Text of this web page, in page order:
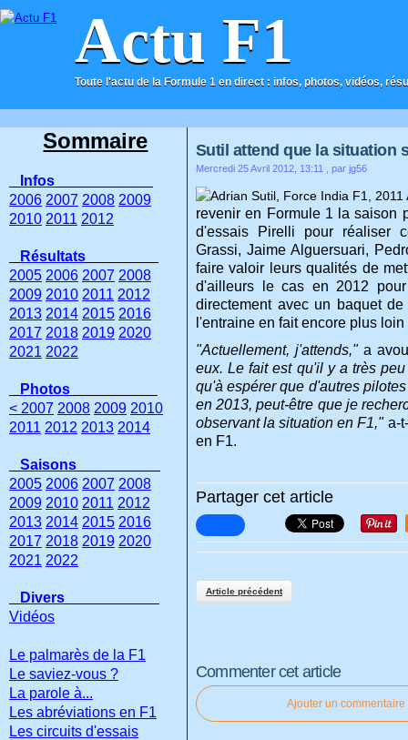
Actu F1
Toute l'actu de la Formule 1 en direct : infos, photos, vidéos,
ACCUEIL CONTACT
Sutil attend que la situation
Mercredi 25 Avril 2012, 13:11 , par jg56
revenir en Formule 1 la saison
d'essais Pirelli pour réaliser
Grassi, Jaime Alguersuari,
faire valoir leurs qualités de
d'ailleurs le cas en 2012
directement avec un baquet
l'entraine en fait encore plus
"Actuellement, j'attends,"a
eux. Le fait est qu'il y a très
qu'à espérer que d'autres
en 2013, peut-être que je
observant la situation en F1,"a-
en F1.
Partager cet article
Article précédent
Commenter cet article
Ajouter un commentaire
Sommaire
Infos
2006 2007 2008 2009
2010 2011 2012
Résultats
2005 2006 2007 2008
2009 2010 2011 2012
2013 2014 2015 2016
2017 2018 2019 2020
2021 2022
Photos
< 2007 2008 2009 2010
2011 2012 2013 2014
Saisons
2005 2006 2007 2008
2009 2010 2011 2012
2013 2014 2015 2016
2017 2018 2019 2020
2021 2022
Divers
Vidéos
Le palmarès de la F1
Le saviez-vous ?
La parole à...
Les abréviations en F1
Les circuits d'essais